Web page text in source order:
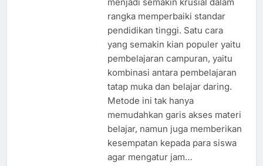
rangka memperbaiki standar
pendidikan tinggi. Satu cara
yang semakin kian populer yaitu
pembelajaran campuran, yaitu
kombinasi antara pembelajaran
tatap muka dan belajar daring.
Metode ini tak hanya
memudahkan garis akses materi
belajar, namun juga memberikan
kesempatan kepada para siswa
agar mengatur jam…